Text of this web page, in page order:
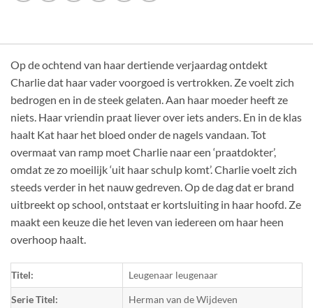
Op de ochtend van haar dertiende verjaardag ontdekt
Charlie dat haar vader voorgoed is vertrokken. Ze voelt zich
bedrogen en in de steek gelaten. Aan haar moeder heeft ze
niets. Haar vriendin praat liever over iets anders. En in de klas
haalt Kat haar het bloed onder de nagels vandaan. Tot
overmaat van ramp moet Charlie naar een ‘praatdokter’,
omdat ze zo moeilijk ‘uit haar schulp komt’. Charlie voelt zich
steeds verder in het nauw gedreven. Op de dag dat er brand
uitbreekt op school, ontstaat er kortsluiting in haar hoofd. Ze
maakt een keuze die het leven van iedereen om haar heen
overhoop haalt.
Titel: Leugenaar leugenaar
Serie Titel: Herman van de Wijdeven